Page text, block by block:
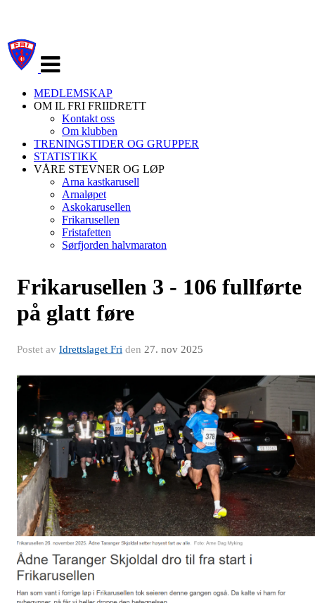
navigasjon
MEDLEMSKAP
OM IL FRI FRIIDRETT
Kontakt oss
Om klubben
TRENINGSTIDER OG GRUPPER
STATISTIKK
VÅRE STEVNER OG LØP
Arna kastkarusell
Arnaløpet
Askokarusellen
Frikarusellen
Fristafetten
Sørfjorden halvmaraton
Frikarusellen 3 - 106 fullførte
på glatt føre
Postet av Idrettslaget Fri den 27. nov 2025